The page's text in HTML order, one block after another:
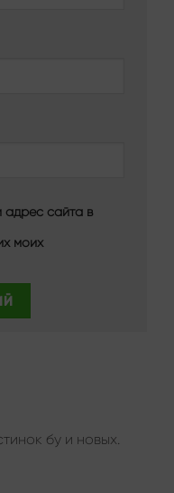
адрес сайта в
моих
бу и новых.